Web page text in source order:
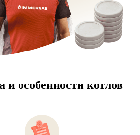
и особенности котлов